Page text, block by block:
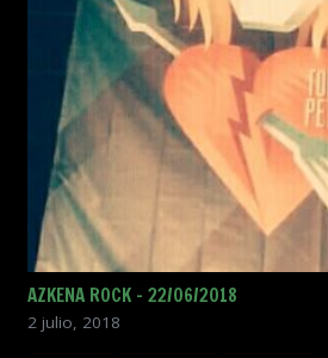
AZKENA ROCK – 22/06/2018
2 julio, 2018